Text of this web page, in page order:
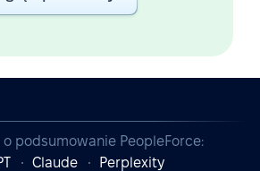
o podsumowanie PeopleForce:
Claude Perplexity